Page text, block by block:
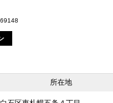
所在地